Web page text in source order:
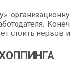
стоить нервов